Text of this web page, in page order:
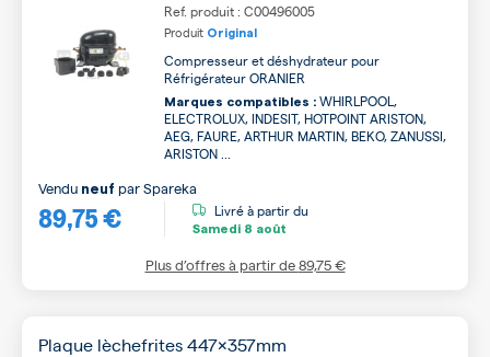
Ref. produit : C00496005
Produit Original
Compresseur et déshydrateur pour
Réfrigérateur ORANIER
Marques compatibles : WHIRLPOOL,
ELECTROLUX, INDESIT, HOTPOINT ARISTON,
AEG, FAURE, ARTHUR MARTIN, BEKO, ZANUSSI,
ARISTON ...
89,75 €
Vendu neuf parSpareka
Livré à partir du
Samedi 8 août
Plus d’offres à partir de89,75 €
Plaque lèchefrites 447x357mm